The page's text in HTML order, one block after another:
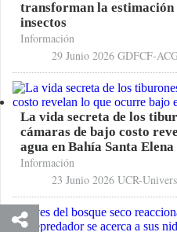
transforman la estimación
insectos
Información
29 Junio 2026 GDFCF-
La vida secreta de los
cámaras de bajo costo
agua en Bahía Santa Elena
Información
23 Junio 2026 UCR-